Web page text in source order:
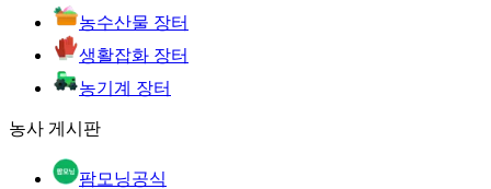
농수산물 장터
생활잡화 장터
농기계 장터
농사 게시판
팜모닝공식